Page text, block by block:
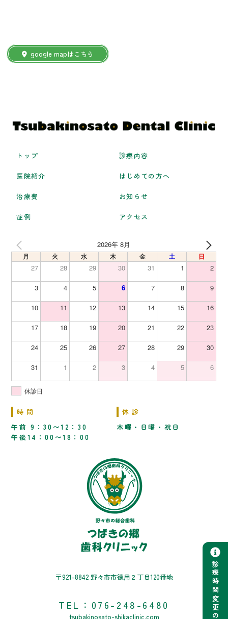
google mapはこちら
〒921-8842 野々市市徳用２丁目120番地
TEL： 076-248-6480
tsubakinosato-shikaclinic.com
トップ 診療内容
医院紹介 はじめての方へ
治療費 お知らせ
症例 アクセス
2026年 8月
月 火 水 木 金 土 日
27 28 29 30 31 1 2
3 4 5 6 7 8 9
10 11 12 13 14 15 16
17 18 19 20 21 22 23
24 25 26 27 28 29 30
31 1 2 3 4 5 6
休診日
時間
午前 9：30〜12：30
午後14：00〜18：00
休診
木曜・日曜・祝日